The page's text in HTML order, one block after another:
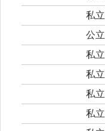
私立
公立
私立
私立
私立
私立